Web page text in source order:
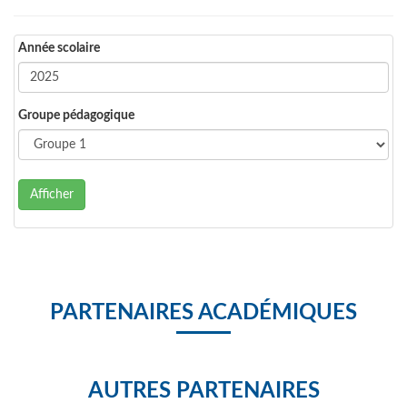
Année scolaire
Groupe pédagogique
Afficher
PARTENAIRES ACADÉMIQUES
AUTRES PARTENAIRES